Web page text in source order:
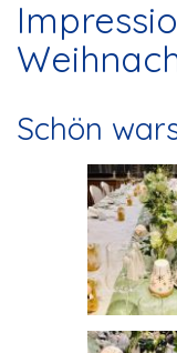
Schön